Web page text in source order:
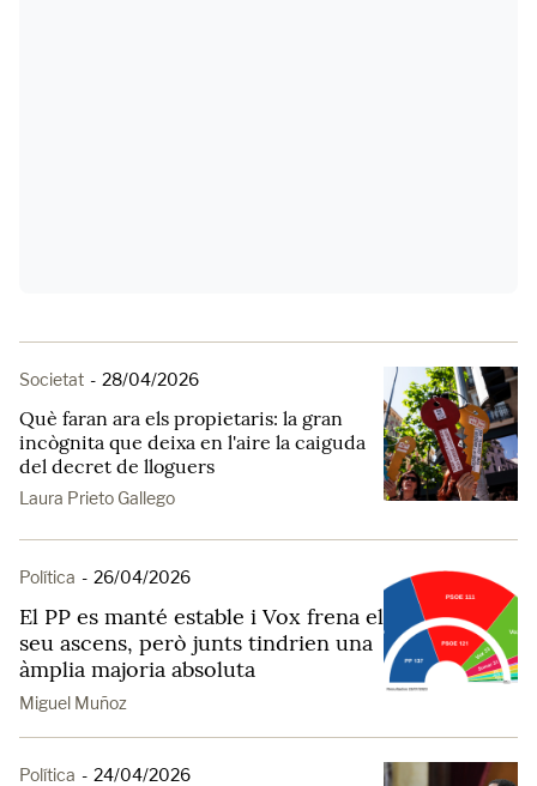
Societat - 28/04/2026
Què faran ara els propietaris: la gran
incògnita que deixa en l'aire la caiguda
del decret de lloguers
Laura Prieto Gallego
Política - 26/04/2026
El PP es manté estable i Vox frena el
seu ascens, però junts tindrien una
àmplia majoria absoluta
Miguel Muñoz
Política - 24/04/2026